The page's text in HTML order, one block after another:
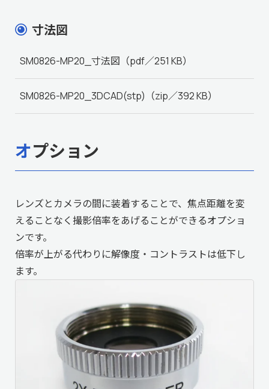
寸法図
SM0826-MP20_寸法図 （pdf／251 KB）
SM0826-MP20_3DCAD(stp) （zip／392 KB）
オプション
レンズとカメラの間に装着することで、焦点距離を変
えることなく撮影倍率をあげることができるオプショ
ンです。
倍率が上がる代わりに解像度・コントラストは低下し
ます。